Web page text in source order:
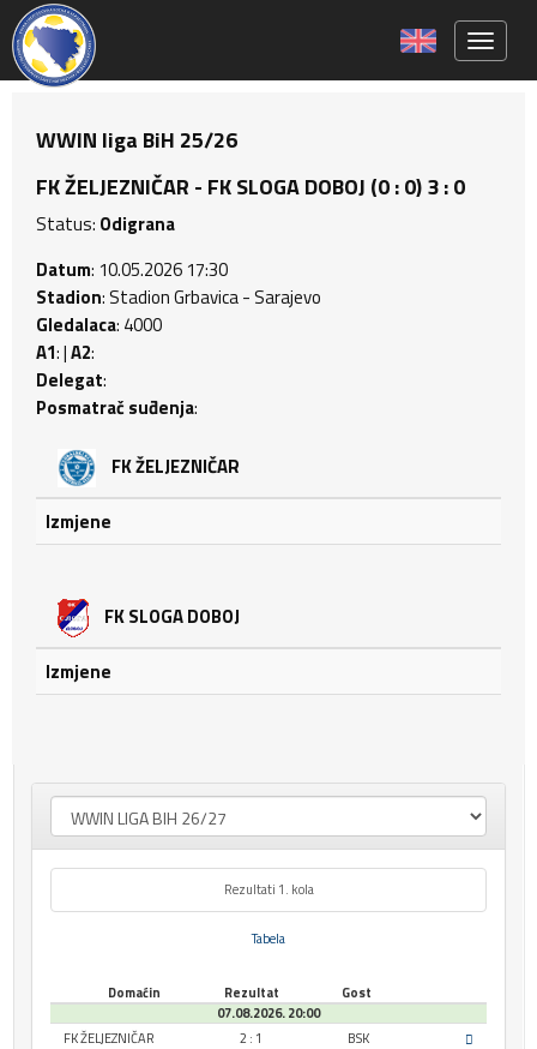
WWIN liga BiH 25/26
FK ŽELJEZNIČAR - FK SLOGA DOBOJ (0 : 0) 3 : 0
Status: Odigrana
Datum: 10.05.2026 17:30
Stadion: Stadion Grbavica - Sarajevo
Gledalaca: 4000
A1: |A2:
Delegat:
Posmatrač suđenja:
FK ŽELJEZNIČAR
Izmjene
FK SLOGA DOBOJ
Izmjene
Rezultati 1. kola
Tabela
Domaćin Rezultat
Gost
07.08.2026. 20:00
FK ŽELJEZNIČAR
2 : 1
BSK